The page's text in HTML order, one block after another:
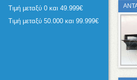
Τιμή μεταξύ 0 και 49.999€
Τιμή μεταξύ 50.000 και 99.999€